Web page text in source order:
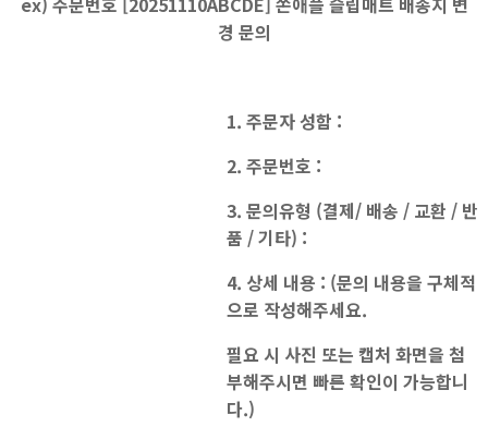
경 문의
1. 주문자 성함 :
2. 주문번호 :
3. 문의유형 (결제/ 배송 / 교환 / 반
품 / 기타) :
4. 상세 내용 : (문의 내용을 구체적
으로 작성해주세요.
필요 시 사진 또는 캡처 화면을 첨
부해주시면 빠른 확인이 가능합니
다.)